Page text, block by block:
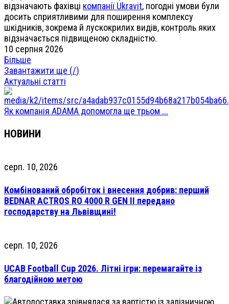
відзначають фахівці компанії Ukravit, погодні умови були
досить сприятливими для поширення комплексу
шкідників, зокрема й лускокрилих видів, контроль яких
відзначається підвищеною складністю.
10 серпня 2026
Більше
Завантажити ще (/)
Актуальні статті
Як компанія ADAMA допомогла ще трьом ...
НОВИНИ
серп. 10, 2026
Комбінований обробіток і внесення добрив: перший
BEDNAR ACTROS RO 4000 R GEN II передано
господарству на Львівщині!
серп. 10, 2026
UCAB Football Cup 2026. Літні ігри: перемагайте із
благодійною метою